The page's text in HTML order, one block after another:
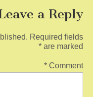
a Reply
Required fields
are marked
*
Comment
*